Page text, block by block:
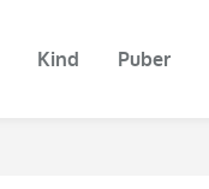
Kind Puber